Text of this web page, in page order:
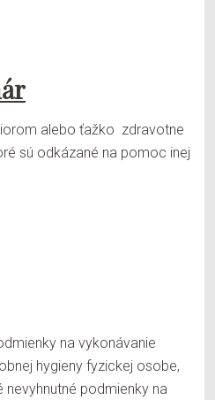
alebo ťažko zdravotne
sú odkázané na pomoc inej
na vykonávanie
hygieny fyzickej osobe,
podmienky na